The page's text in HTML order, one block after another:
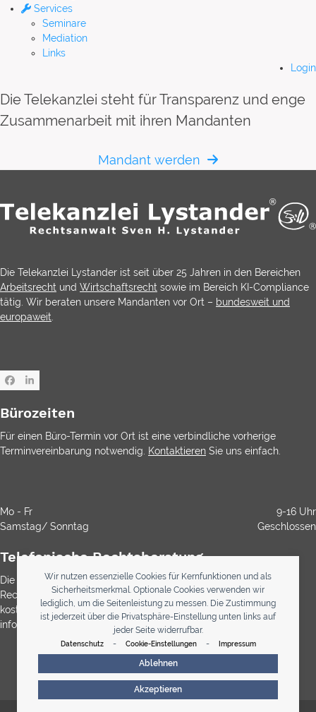
Wir nutzen essenzielle Cookies für Kernfunktionen und als
Sicherheitsmerkmal. Optionale Cookies verwenden wir
lediglich, um die Seitenleistung zu messen. Die Zustimmung
ist jederzeit über die Privatsphäre-Einstellung unten links auf
jeder Seite widerrufbar.
Datenschutz - Cookie-Einstellungen - Impressum
Akzeptieren
Ablehnen
Services
Seminare
Mediation
Links
Login
Die Telekanzlei steht für Transparenz und enge
Zusammenarbeit mit ihren Mandanten
Mandant werden
Die Telekanzlei Lystander ist seit über 25 Jahren in den Bereichen
Arbeitsrecht und Wirtschaftsrecht sowie im Bereich KI-Compliance
tätig. Wir beraten unsere Mandanten vor Ort – bundesweit und
europaweit
Facebook
LinkedIn
Bürozeiten
Für einen Büro-Termin vor Ort ist eine verbindliche vorherige
Terminvereinbarung notwendig.
Kontaktieren Sie uns einfach.
Mo - Fr
9-16 Uhr
Samstag/ Sonntag
Geschlossen
Telefonische Rechtsberatung
Die Durchwahl ist kostenlos. Die Rechtsberatung ist gemäß
Rechtsanwaltsvergütungsgesetz (RVG) bei Anwälten immer
kostenpflichtig. Über etwaig anfallende Kosten werden Sie
informiert
0800 123 33 34